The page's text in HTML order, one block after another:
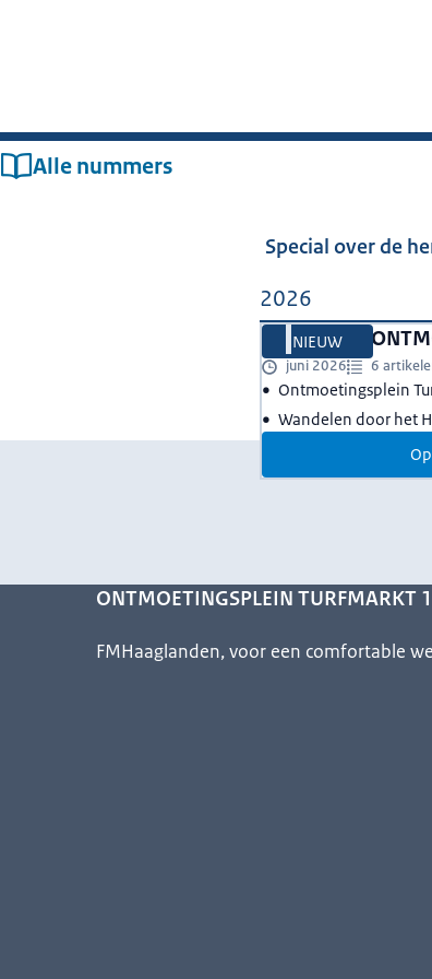
Alle nummers
Special over de
2026
NIEUW
SPECIAL
juni 2026 6
Ontmoetingsplein
Wandelen door het
ONTMOETINGSPLEIN TURFMARKT
FMHaaglanden, voor een comfortable